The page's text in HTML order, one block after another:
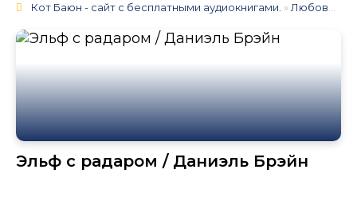
Кот Баюн - сайт с бесплатными аудиокнигами. » Любовное фэнтези
Эльф с радаром / Даниэль Брэйн